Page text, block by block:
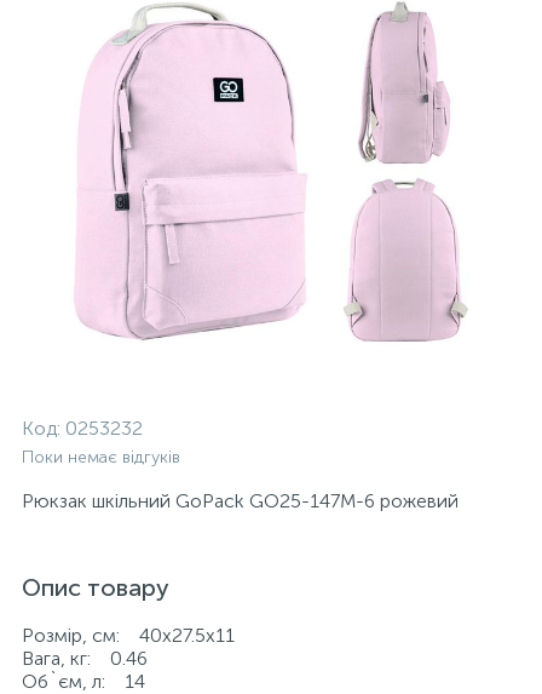
Код: 0253232
Поки немає відгуків
Рюкзак шкільний GoPack GO25-147M-6 рожевий
Опис товару
Розмір, см: 40x27.5x11
Вага, кг: 0.46
Об`єм, л: 14